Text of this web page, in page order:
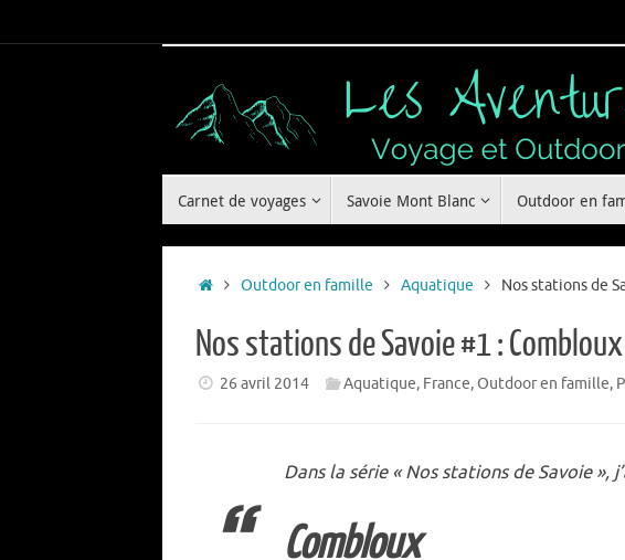
au
Carnet de voyages Savoie Mont Blanc Outdoor en
Accueil
Outdoor en famille Aquatique Nos stations de
Nos stations de Savoie #1 : Combloux
26 avril 2014 Aquatique, France,Outdoor en famille,
Dans la série « Nos stations de Savoie »,
Combloux